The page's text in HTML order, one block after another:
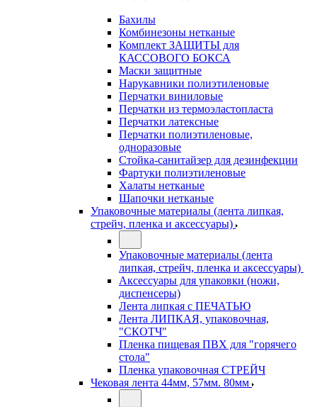
Бахилы
Комбинезоны нетканые
Комплект ЗАЩИТЫ для
КАССОВОГО БОКСА
Маски защитные
Нарукавники полиэтиленовые
Перчатки виниловые
Перчатки из термоэластопласта
Перчатки латексные
Перчатки полиэтиленовые,
одноразовые
Стойка-санитайзер для дезинфекции
Фартуки полиэтиленовые
Халаты нетканые
Шапочки нетканые
Упаковочные материалы (лента липкая,
стрейч, пленка и аксессуары)
Упаковочные материалы (лента
липкая, стрейч, пленка и аксессуары)
Аксессуары для упаковки (ножи,
диспенсеры)
Лента липкая с ПЕЧАТЬЮ
Лента ЛИПКАЯ, упаковочная,
"СКОТЧ"
Пленка пищевая ПВХ для "горячего
стола"
Пленка упаковочная СТРЕЙЧ
Чековая лента 44мм, 57мм. 80мм